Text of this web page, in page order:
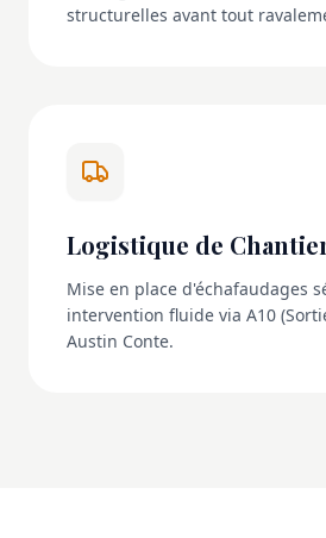
structurelles avant tout
Logistique de
Mise en place d'échafaudages
intervention fluide via A10
Austin Conte.